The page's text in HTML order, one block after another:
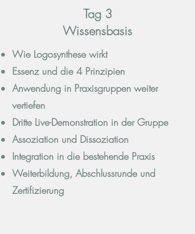
Tag 3
Wissensbasis
Wie Logosynthese wirkt
Essenz und die 4 Prinzipien
Anwendung in Praxisgruppen weiter
vertiefen
Dritte Live-Demonstration in der Gruppe
Assoziation und Dissoziation
Integration in die bestehende Praxis
Weiterbildung, Abschlussrunde und
Zertifizierung